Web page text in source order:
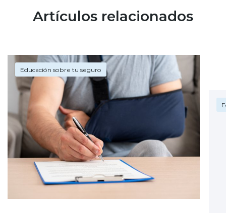
Artículos relacionados
Educación sobre tu seguro